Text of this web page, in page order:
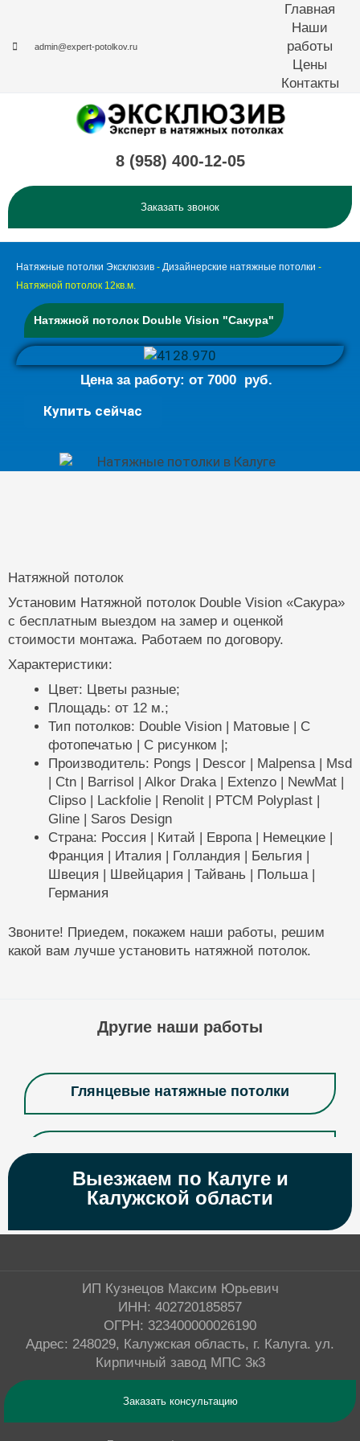
содержимому
Главная
Наши
работы
Цены
Контакты
admin@expert-potolkov.ru
8 (958) 400-12-05
Заказать звонок
Натяжные потолки Эксклюзив - Дизайнерские натяжные потолки -
Натяжной потолок 12кв.м.
Натяжной потолок Double Vision "Сакура"
Цена за работу: от 7000 руб.
Натяжной
потолок
quantity
Купить сейчас
Натяжной потолок
Установим Натяжной потолок Double Vision «Сакура»
с бесплатным выездом на замер и оценкой
стоимости монтажа. Работаем по договору.
Характеристики:
Цвет: Цветы разные;
Площадь: от 12 м.;
Тип потолков: Double Vision | Матовые | С
фотопечатью | С рисунком |;
Производитель: Pongs | Descor | Malpensa | Msd
| Ctn | Barrisol | Alkor Draka | Extenzo | NewMat |
Clipso | Lackfolie | Renolit | PTCM Polyplast |
Gline | Saros Design
Страна: Россия | Китай | Европа | Немецкие |
Франция | Италия | Голландия | Бельгия |
Швеция | Швейцария | Тайвань | Польша |
Германия
Звоните! Приедем, покажем наши работы, решим
какой вам лучше установить натяжной потолок.
Другие наши работы
Глянцевые натяжные потолки
Дизайнерские натяжные потолки
Многоуровневые натяжные потолки
Натяжные потолки Pongs
Выезжаем по Калуге и
Калужской области
ИП Кузнецов Максим Юрьевич
ИНН: 402720185857
ОГРН: 323400000026190
Адрес: 248029, Калужская область, г. Калуга. ул.
Кирпичный завод МПС 3к3
Заказать консультацию